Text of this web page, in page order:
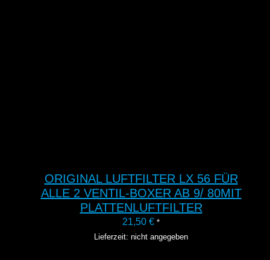
ORIGINAL LUFTFILTER LX 56 FÜR
ALLE 2 VENTIL-BOXER AB 9/ 80MIT
PLATTENLUFTFILTER
21,50 € *
Lieferzeit: nicht angegeben